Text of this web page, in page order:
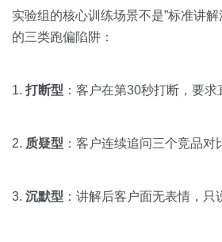
实验组的核心训练场景不是”标准讲
的三类跑偏陷阱：
1. 打断型 ：客户在第30秒打断，要求
2. 质疑型 ：客户连续追问三个竞品对
3. 沉默型 ：讲解后客户面无表情，只